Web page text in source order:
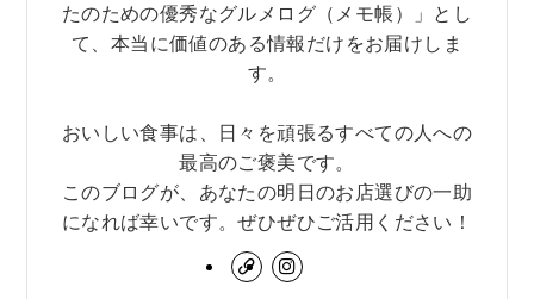
たのための優秀なグルメログ（メモ帳）」とし
て、本当に価値のある情報だけをお届けしま
す。
おいしい食事は、日々を頑張るすべての人への
最高のご褒美です。
このブログが、あなたの明日のお店選びの一助
になれば幸いです。ぜひぜひご活用ください！